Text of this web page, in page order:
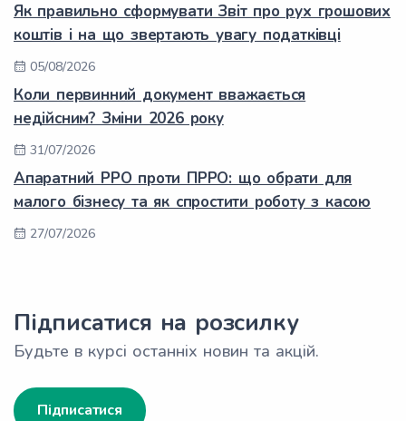
Як правильно сформувати Звіт про рух грошових
коштів і на що звертають увагу податківці
05/08/2026
Коли первинний документ вважається
недійсним? Зміни 2026 року
31/07/2026
Апаратний РРО проти ПРРО: що обрати для
малого бізнесу та як спростити роботу з касою
27/07/2026
Підписатися на розсилку
Будьте в курсі останніх новин та акцій.
Підписатися